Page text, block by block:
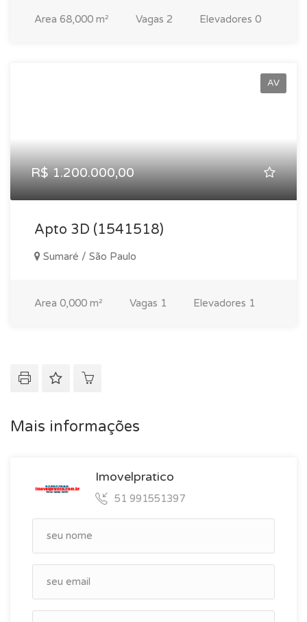
Area 68,000 m² Vagas 2 Elevadores 0
AV
R$ 1.200.000,00
Apto 3D (1541518)
Sumaré / São Paulo
Area 0,000 m² Vagas 1 Elevadores 1
Mais informações
Imovelpratico
51 991551397